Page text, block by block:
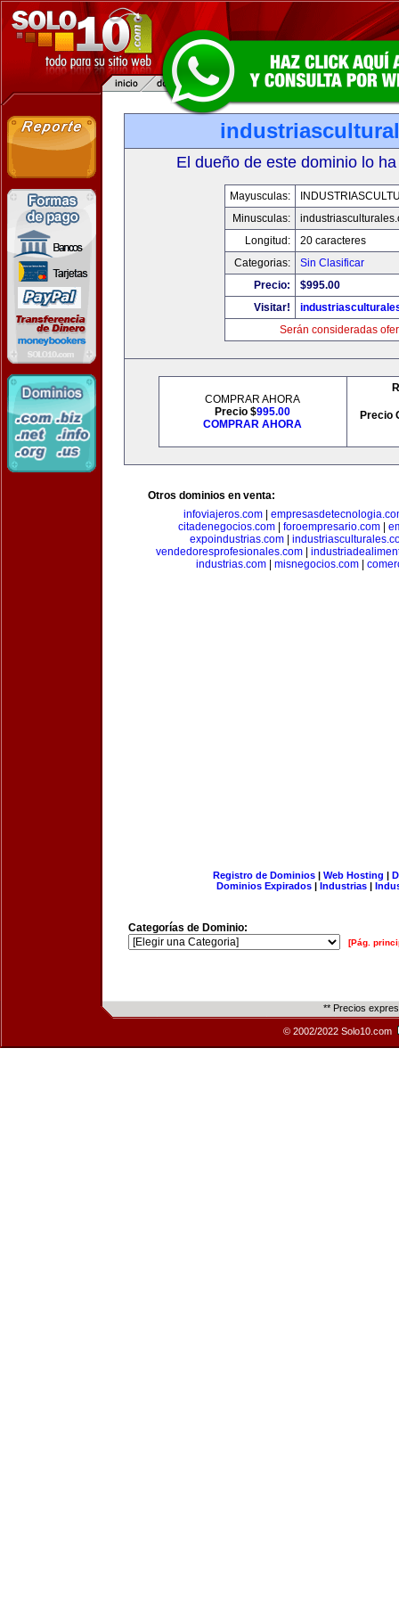
El dueño de este dominio lo
Mayusculas:
Minusculas:
Longitud:
20 caracteres
Categorias:
Sin Clasificar
Precio:
$995.00
Visitar!
Serán consideradas
COMPRAR AHORA
Precio $995.00
COMPRAR AHORA
Precio
Otros dominios en venta:
infoviajeros.com
citadenegocios.com
foroempresario.com
expoindustrias.com
vendedoresprofesionales.com|
industrias.com
misnegocios.com
Registro de Dominios| Web Hosting |
Dominios Expirados | Industrias |
Categorías de Dominio:
[Pág.
** Precios
© 2002/2022 Solo10.com